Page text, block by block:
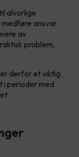
alvorlige
medføre ansvar
av
problem,
derfor et viktig
i perioder med